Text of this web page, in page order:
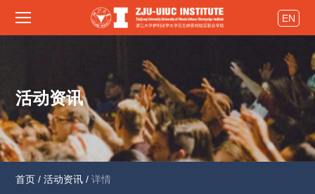
EN
活动资讯
首页 / 活动资讯 / 详情